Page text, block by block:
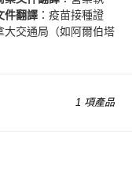
件翻譯 ：疫苗接種證
大交通局（如阿爾伯塔
1 項產品